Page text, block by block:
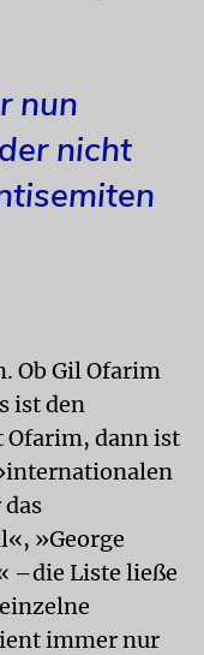
nun
nicht
Ob Gil Ofarim
ist den
Ofarim, dann ist
»George
–die Liste ließe
immer nur